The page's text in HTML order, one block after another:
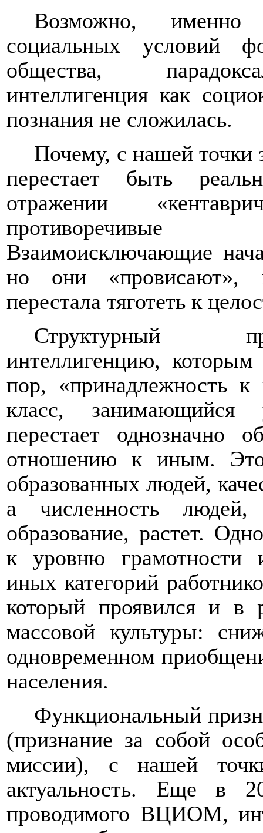
Возможно, именно
социальных условий
общества,
интеллигенция как
познания не сложилась.
Почему, с нашей точки
перестает быть
отражении
противоречивые
Взаимоисключающие
но они «провисают»,
перестала тяготеть к
Структурный
интеллигенцию, которым
пор, «принадлежность к
класс, занимающийся
перестает однозначно
отношению к иным. Это
образованных людей,
а численность
образование, растет.
к уровню грамотности
иных категорий
который проявился и в
массовой культуры:
одновременном
населения.
Функциональный
(признание за собой
миссии), с нашей
актуальность. Еще в
проводимого ВЦИОМ,